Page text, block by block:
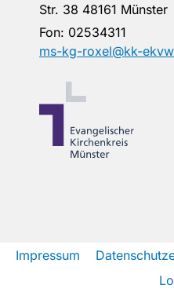
Str. 38 48161 Münster
Fon: 02534311
ms-kg-roxel@kk-
Impressum